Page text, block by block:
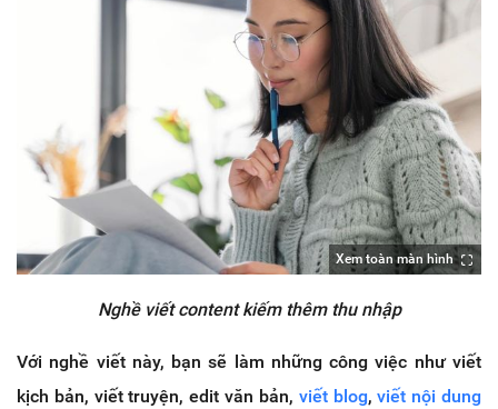
Xem toàn màn hình
Nghề viết content kiếm thêm thu nhập
Với nghề viết này, bạn sẽ làm những công việc như viết
kịch bản, viết truyện, edit văn bản, viết blog,viết nội dung